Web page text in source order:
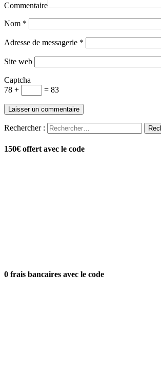
Commentaire
Nom *
Adresse de messagerie *
Site web
Captcha
78 +
= 83
Rechercher :
150€ offert avec le code
0 frais bancaires avec le code